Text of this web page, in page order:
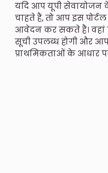
यदि आप यूपी सेवायोजन
चाहते हैं, तो आप इस
आवेदन कर सकते हैं। वहां
सूची उपलब्ध होगी और
प्राथमिकताओं के आधार